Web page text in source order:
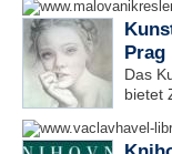
Prag
Das
bietet